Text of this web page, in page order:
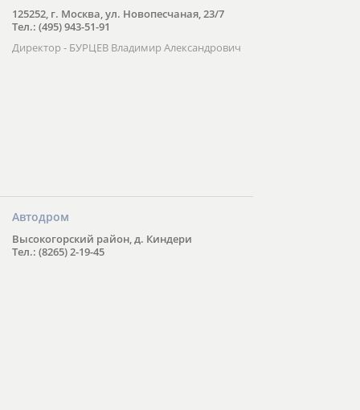
125252, г. Москва, ул. Новопесчаная, 23/7
Тел.: (495) 943-51-91
Директор - БУРЦЕВ Владимир Александрович
Автодром
Высокогорский район, д. Киндери
Тел.: (8265) 2-19-45